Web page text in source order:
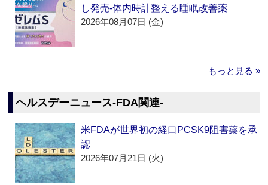
し発売‐体内時計整える睡眠改善薬
2026年08月07日 (金)
もっと見る »
ヘルスデーニュース‐FDA関連‐
米FDAが世界初の経口PCSK9阻害薬を承
認
2026年07月21日 (火)